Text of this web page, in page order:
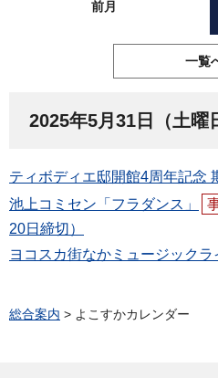
前月
一覧
2025年5月31日（土曜
ティボディエ邸開館4周年記念
池上コミセン「フラダンス」
20日締切）
ヨコスカ街なかミュージックラ
総合案内 > よこすかカレンダー